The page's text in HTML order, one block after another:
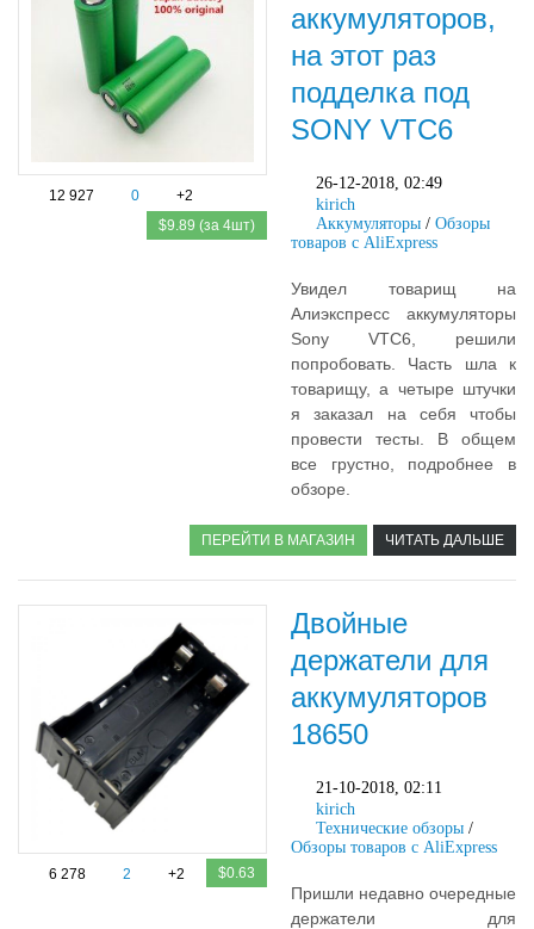
12 927 0
+2
$9.89 (за 4шт)
аккумуляторов,
на этот раз
подделка под
SONY VTC6
26-12-2018, 02:49
kirich
Аккумуляторы / Обзоры
товаров с AliExpress
Увидел товарищ на
Алиэкспресс аккумуляторы
Sony VTC6, решили
попробовать. Часть шла к
товарищу, а четыре штучки
я заказал на себя чтобы
провести тесты. В общем
все грустно, подробнее в
обзоре.
ПЕРЕЙТИ В МАГАЗИН ЧИТАТЬ ДАЛЬШЕ
6 278 2 +2 $0.63
Двойные
держатели для
аккумуляторов
18650
21-10-2018, 02:11
kirich
Технические обзоры /
Обзоры товаров с AliExpress
Пришли недавно очередные
держатели для